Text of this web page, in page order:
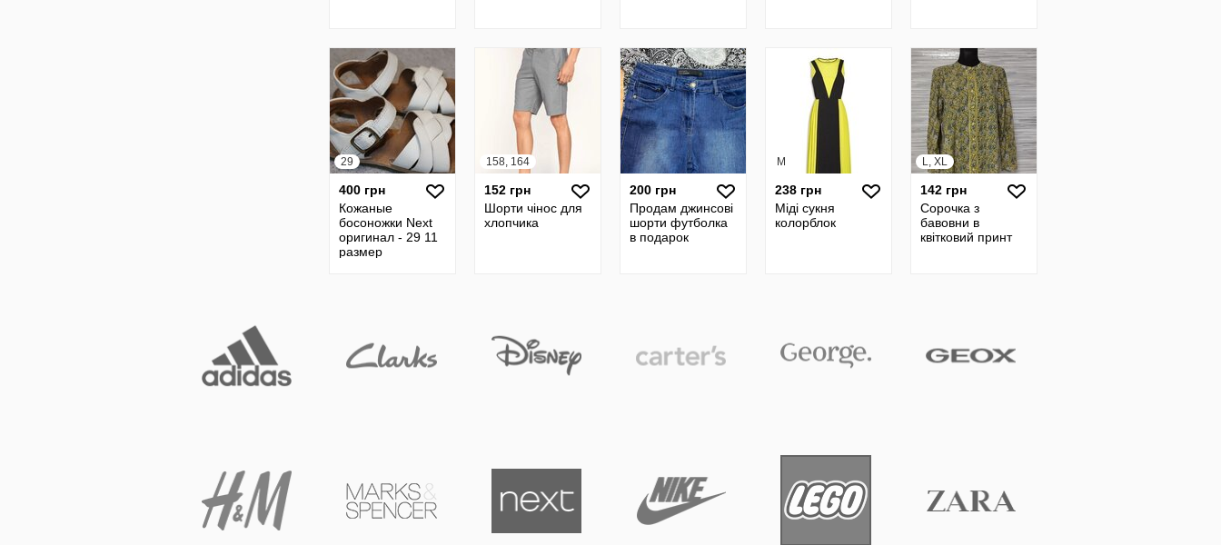
29
400 грн
Кожаные
босоножки Next
оригинал - 29 11
размер
158, 164
152 грн
Шорти чінос для
хлопчика
200 грн
Продам джинсові
шорти футболка
в подарок
M
238 грн
Міді сукня
колорблок
L, XL
142 грн
Сорочка з
бавовни в
квітковий принт